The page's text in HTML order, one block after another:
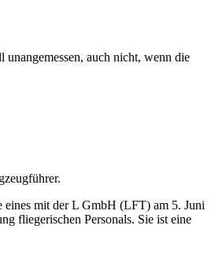
auch nicht, wenn die
eines mit der L GmbH (LFT) am 5. Juni
fliegerischen Personals. Sie ist eine